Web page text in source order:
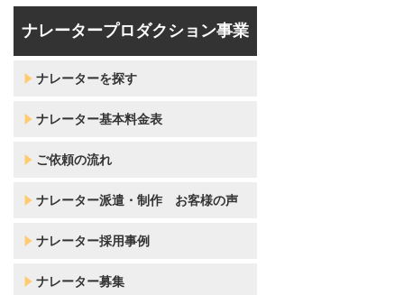
ナレータープロダクション事業
ナレーターを探す
ナレーター基本料金表
ご依頼の流れ
ナレーター派遣・制作 お客様の声
ナレーター採用事例
ナレーター募集